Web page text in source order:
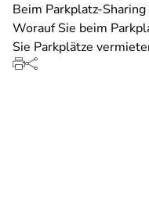
Beim Parkplatz-
Worauf Sie beim
Sie Parkplätze